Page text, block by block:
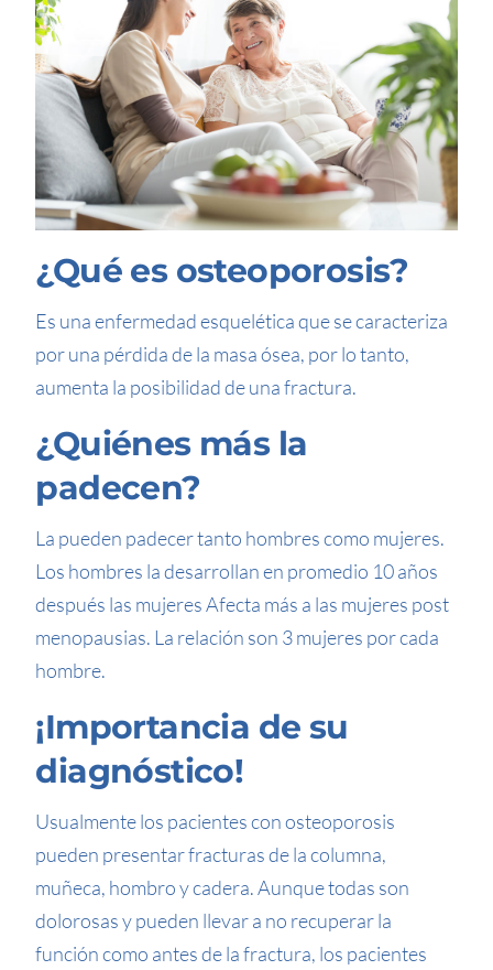
¿Qué es osteoporosis?
Es una enfermedad esquelética que se caracteriza
por una pérdida de la masa ósea, por lo tanto,
aumenta la posibilidad de una fractura.
¿Quiénes más la
padecen?
La pueden padecer tanto hombres como mujeres.
Los hombres la desarrollan en promedio 10 años
después las mujeres Afecta más a las mujeres post
menopausias. La relación son 3 mujeres por cada
hombre.
¡Importancia de su
diagnóstico!
Usualmente los pacientes con osteoporosis
pueden presentar fracturas de la columna,
muñeca, hombro y cadera. Aunque todas son
dolorosas y pueden llevar a no recuperar la
función como antes de la fractura, los pacientes